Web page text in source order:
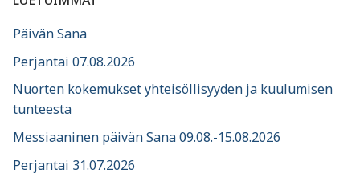
Päivän Sana
Perjantai 07.08.2026
Nuorten kokemukset yhteisöllisyyden ja kuulumisen
tunteesta
Messiaaninen päivän Sana 09.08.-15.08.2026
Perjantai 31.07.2026